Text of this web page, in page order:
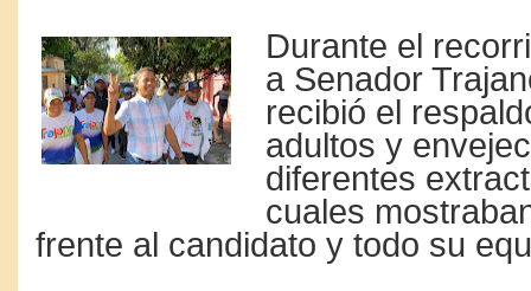
Durante el
a Senador
recibió el
adultos y
diferentes
cuales
frente al candidato y todo su